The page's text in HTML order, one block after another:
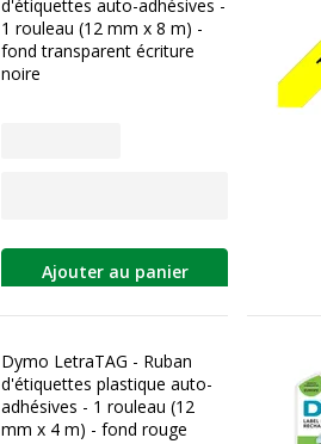
d'étiquettes auto-adhésives -
1 rouleau (12 mm x 8 m) -
fond transparent écriture
noire
Ajouter au panier
Dymo LetraTAG - Ruban
d'étiquettes plastique auto-
adhésives - 1 rouleau (12
mm x 4 m) - fond rouge